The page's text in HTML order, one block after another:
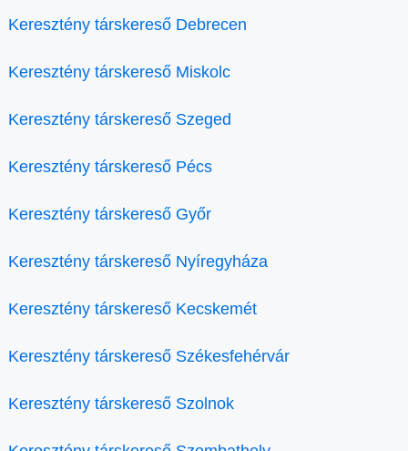
Keresztény társkereső Debrecen
Keresztény társkereső Miskolc
Keresztény társkereső Szeged
Keresztény társkereső Pécs
Keresztény társkereső Győr
Keresztény társkereső Nyíregyháza
Keresztény társkereső Kecskemét
Keresztény társkereső Székesfehérvár
Keresztény társkereső Szolnok